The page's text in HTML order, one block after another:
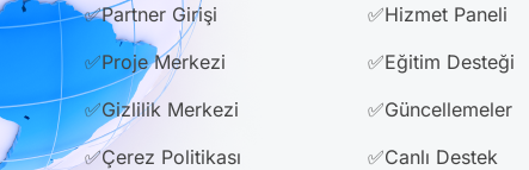
✅Partner Girişi
✅Proje Merkezi
✅Gizlilik Merkezi
✅Çerez Politikası
✅Hizmet Paneli
✅Eğitim Desteği
✅Güncellemeler
✅Canlı Destek